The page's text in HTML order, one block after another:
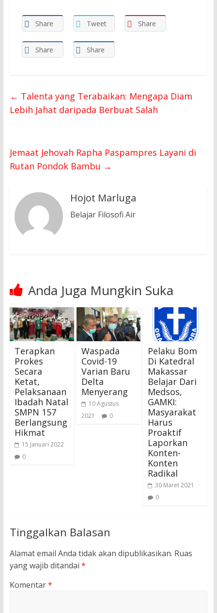
Share Tweet Share
Share Share
← Talenta yang Terabaikan: Mengapa Diam
Lebih Jahat daripada Berbuat Salah
Jemaat Jehovah Rapha Paspampres Layani di
Rutan Pondok Bambu →
Hojot Marluga
Belajar Filosofi Air
Anda Juga Mungkin Suka
Terapkan
Prokes
Secara
Ketat,
Pelaksanaan
Ibadah Natal
SMPN 157
Berlangsung
Hikmat
15 Januari 2022
0
Waspada
Covid-19
Varian Baru
Delta
Menyerang
10 Agustus
2021
0
Pelaku Bom
Di Katedral
Makassar
Belajar Dari
Medsos,
GAMKI:
Masyarakat
Harus
Proaktif
Laporkan
Konten-
Konten
Radikal
30 Maret 2021
0
Tinggalkan Balasan
Alamat email Anda tidak akan dipublikasikan. Ruas
yang wajib ditandai *
Komentar*